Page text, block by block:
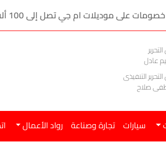
على موديلات ام جي تصل إلى 100 ألف جنيه
عادل
التنفيذى
صلاح
سيارات تجارة وصناعة رواد الأعمال